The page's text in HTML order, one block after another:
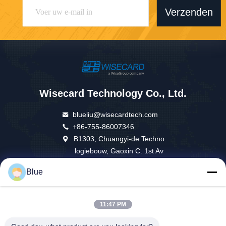
Verzenden
Wisecard Technology Co., Ltd.
blueliu@wisecardtech.com
+86-755-86007346
B1303, Chuangyi-de Techno
logiebouw, Gaoxin C. 1st Av
China Goed Kwaliteit Slimme kaartoplossingen Auteursrecht © 2026
Blue
11:47 PM